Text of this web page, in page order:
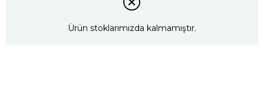
Ürün stoklarımızda kalmamıştır.